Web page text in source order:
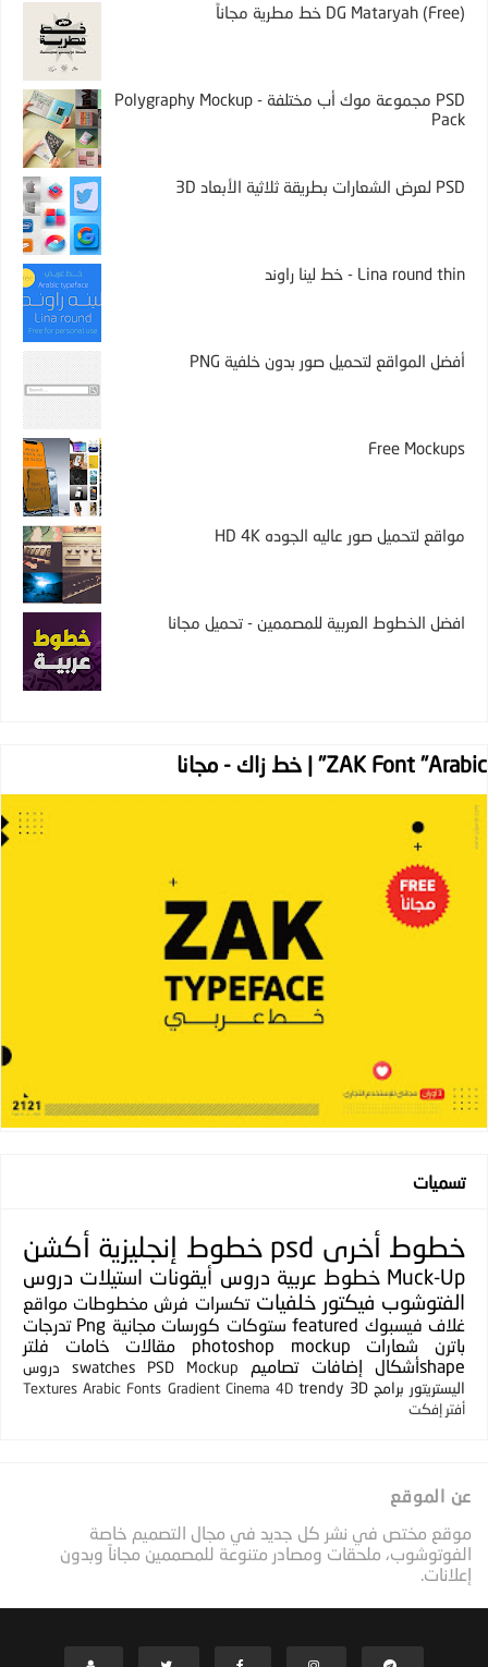
DG Mataryah (Free) خط مطرية مجاناً
PSD مجموعة موك أب مختلفة - Polygraphy Mockup
Pack
PSD لعرض الشعارات بطريقة ثلاثية الأبعاد 3D
Lina round thin - خط لينا راوند
أفضل المواقع لتحميل صور بدون خلفية PNG
Free Mockups
مواقع لتحميل صور عاليه الجوده HD 4K
افضل الخطوط العربية للمصممين - تحميل مجانا
ZAK Font "Arabic" | خط زاك - مجانا
تسميات
خطوط أخرى psd خطوط إنجليزية أكشن
Muck-Up خطوط عربية دروس أيقونات استيلات دروس
الفتوشوب فيكتور خلفيات تكسرات فرش مخطوطات مواقع
غلاف فيسبوك featured ستوكات كورسات مجانية Png تدرجات
باترن
شعارات photoshop mockup مقالات خامات
فلتر
shapeأشكال
إضافات تصاميم PSD Mockup
swatches
دروس
اليستريتور برامج 3D
trendy
Cinema 4D
Gradient
Arabic Fonts
Textures
أفتر إفكت
عن الموقع
موقع مختص في نشر كل جديد في مجال التصميم خاصة
الفوتوشوب، ملحقات ومصادر متنوعة للمصممين مجاناً وبدون
إعلانات.